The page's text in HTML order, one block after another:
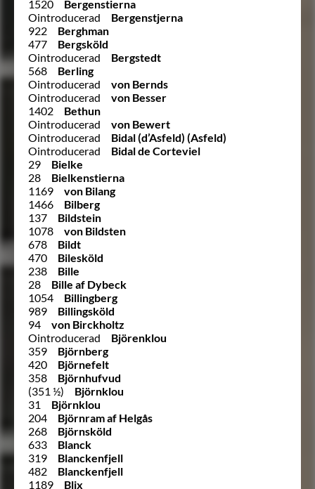
1520
Bergenstierna
Ointroducerad
Bergenstjerna
922
Berghman
477
Bergsköld
Ointroducerad
Bergstedt
568
Berling
Ointroducerad
von Bernds
Ointroducerad
von Besser
1402
Bethun
Ointroducerad
von Bewert
Ointroducerad
Bidal (d’Asfeld) (Asfeld)
Ointroducerad
Bidal de Corteviel
29
Bielke
28
Bielkenstierna
1169
von Bilang
1466
Bilberg
137
Bildstein
1078
von Bildsten
678
Bildt
470
Bilesköld
238
Bille
28
Bille af Dybeck
1054
Billingberg
989
Billingsköld
94
von Birckholtz
Ointroducerad
Björenklou
359
Björnberg
420
Björnefelt
358
Björnhufvud
(351 ½)
Björnklou
31
Björnklou
204
Björnram af Helgås
268
Björnsköld
633
Blanck
319
Blanckenfjell
482
Blanckenfjell
1189
Blix